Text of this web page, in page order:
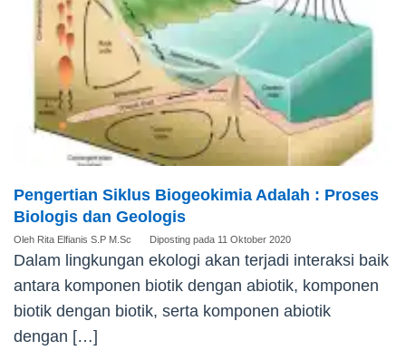
Pengertian Siklus Biogeokimia Adalah : Proses
Biologis dan Geologis
Oleh Rita Elfianis S.P M.Sc Diposting pada 11 Oktober 2020
Dalam lingkungan ekologi akan terjadi interaksi baik
antara komponen biotik dengan abiotik, komponen
biotik dengan biotik, serta komponen abiotik
dengan […]